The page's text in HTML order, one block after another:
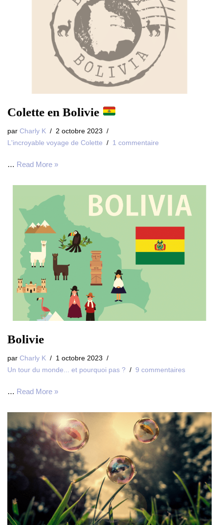
Colette en Bolivie
par Charly K
2 octobre 2023
L'incroyable voyage de Colette
1 commentaire
… Read More »
Bolivie
par Charly K
1 octobre 2023
Un tour du monde... et pourquoi pas ?
9 commentaires
… Read More »